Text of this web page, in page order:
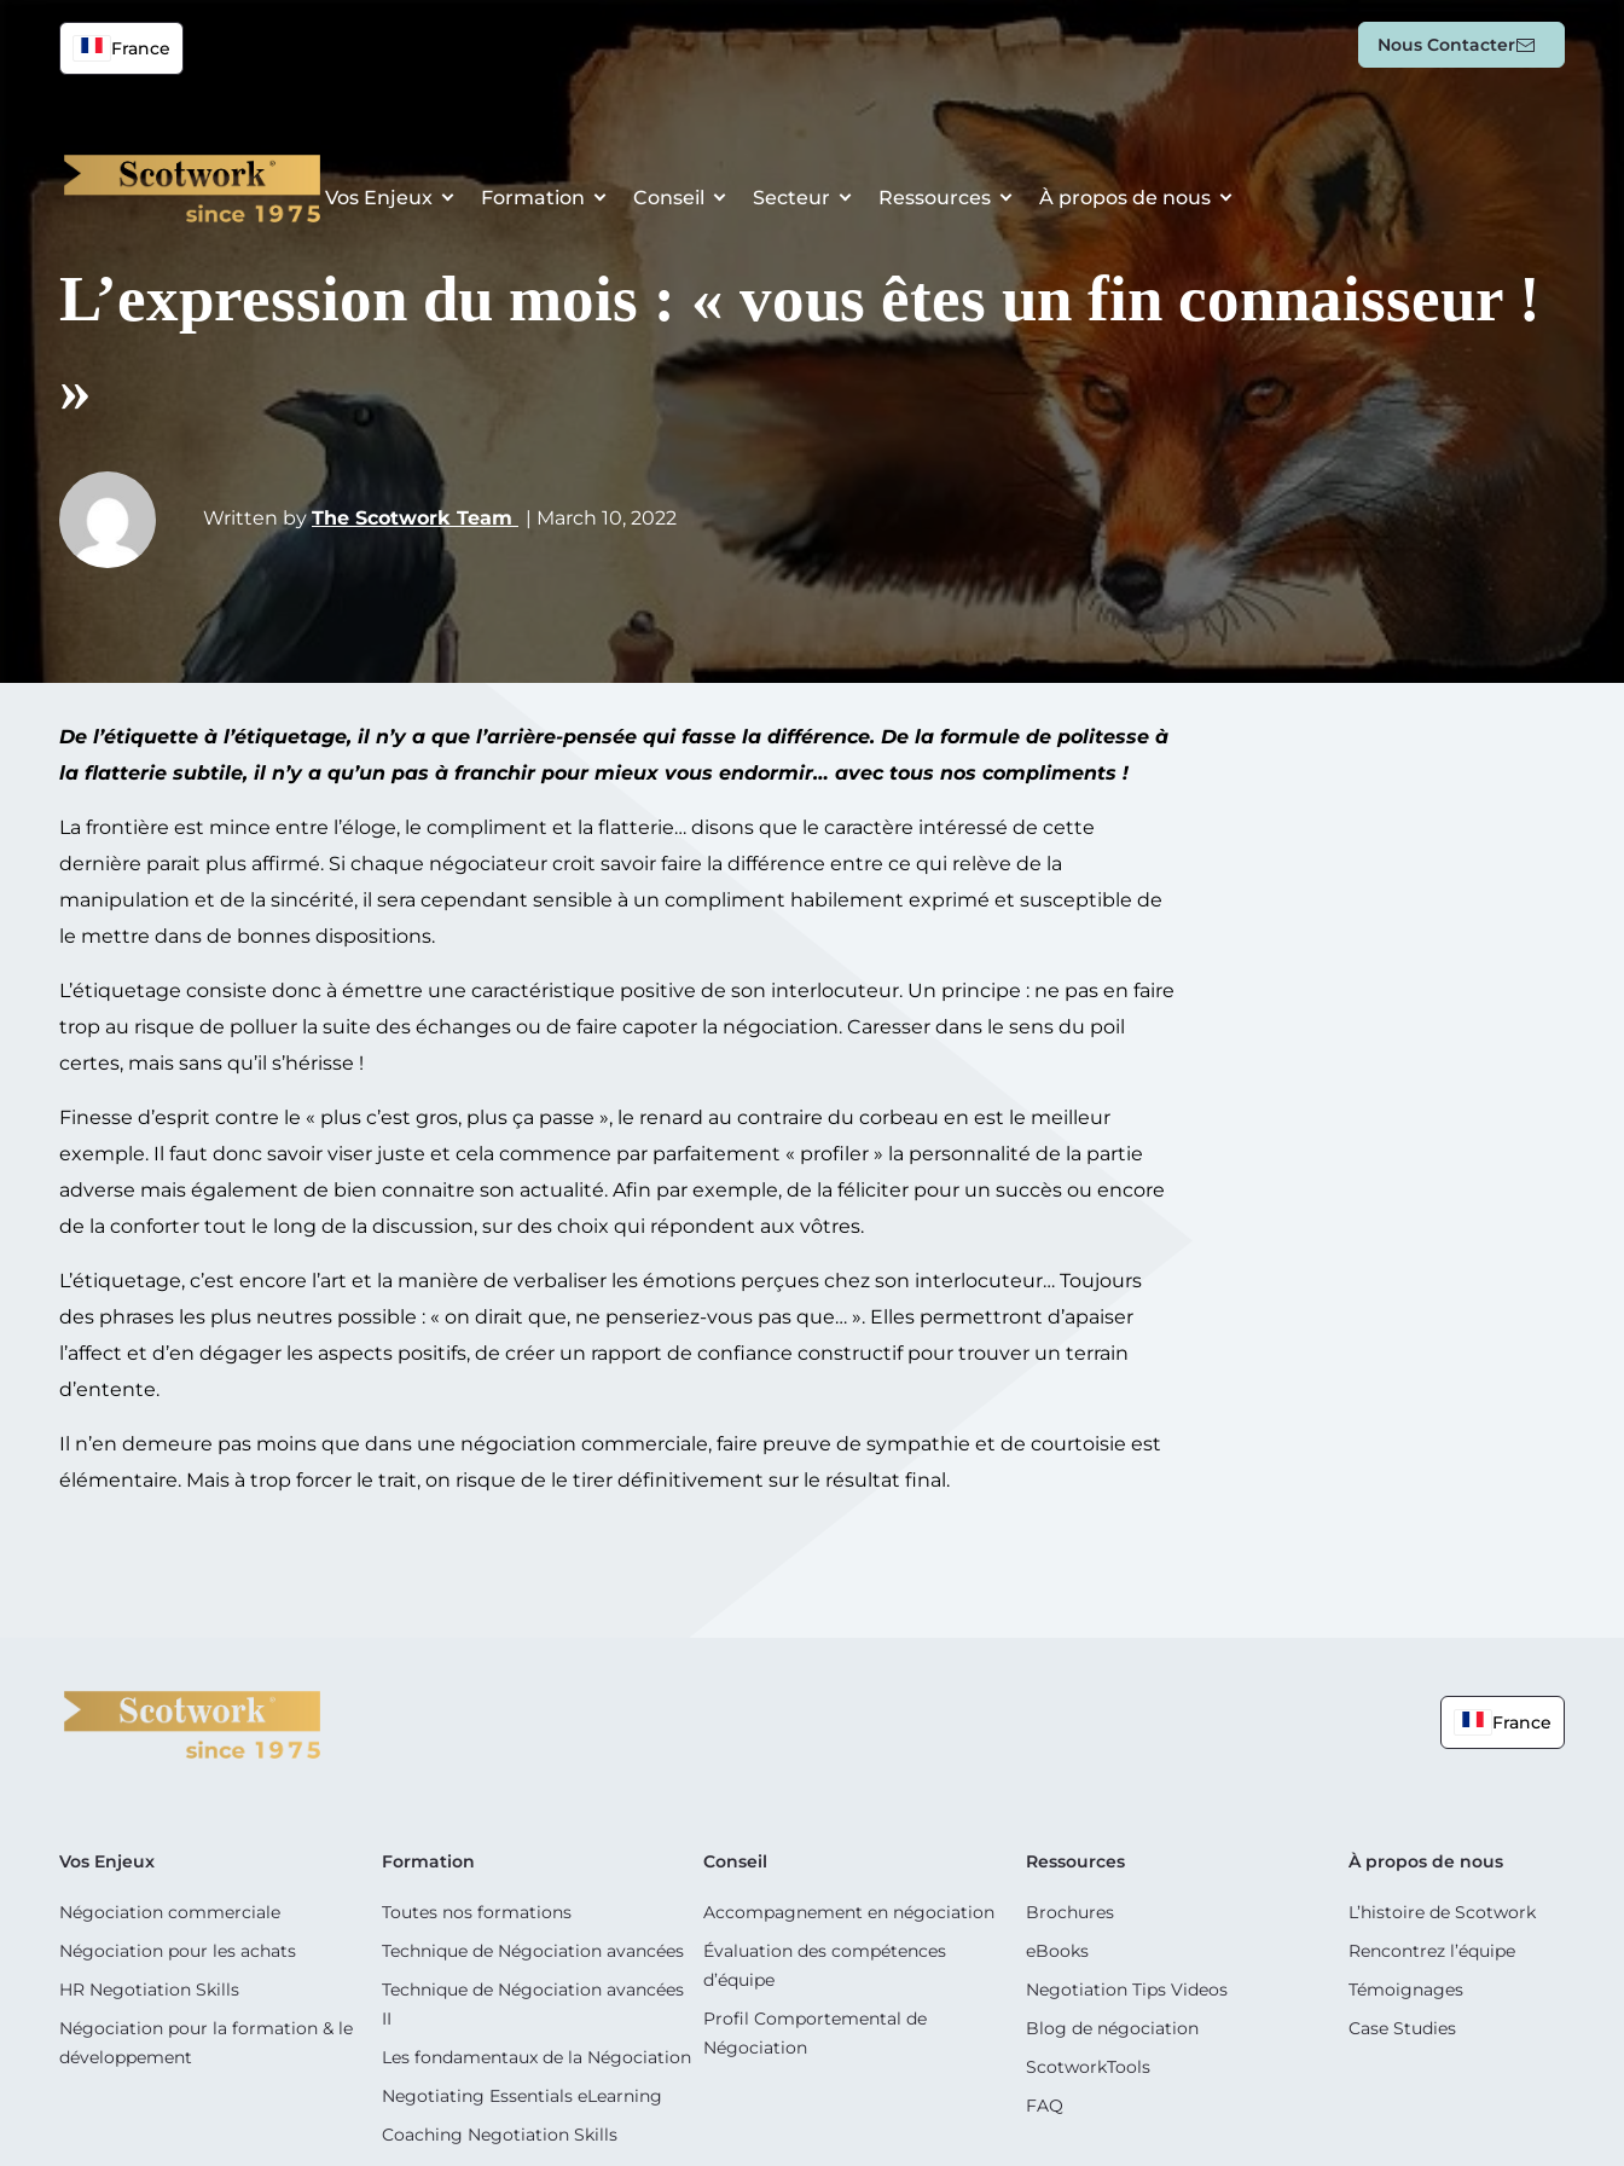
France Nous Contacter
Vos Enjeux Formation Conseil Secteur Ressources À propos de nous
L’expression du mois : « vous êtes un fin connaisseur !
»
Written byThe Scotwork Team | March 10, 2022
De l’étiquette à l’étiquetage, il n’y a que l’arrière-pensée qui fasse la différence. De la formule de politesse à
la flatterie subtile, il n’y a qu’un pas à franchir pour mieux vous endormir… avec tous nos compliments !
La frontière est mince entre l’éloge, le compliment et la flatterie… disons que le caractère intéressé de cette
dernière parait plus affirmé. Si chaque négociateur croit savoir faire la différence entre ce qui relève de la
manipulation et de la sincérité, il sera cependant sensible à un compliment habilement exprimé et susceptible de
le mettre dans de bonnes dispositions.
L’étiquetage consiste donc à émettre une caractéristique positive de son interlocuteur. Un principe : ne pas en faire
trop au risque de polluer la suite des échanges ou de faire capoter la négociation. Caresser dans le sens du poil
certes, mais sans qu’il s’hérisse !
Finesse d’esprit contre le « plus c’est gros, plus ça passe », le renard au contraire du corbeau en est le meilleur
exemple. Il faut donc savoir viser juste et cela commence par parfaitement « profiler » la personnalité de la partie
adverse mais également de bien connaitre son actualité. Afin par exemple, de la féliciter pour un succès ou encore
de la conforter tout le long de la discussion, sur des choix qui répondent aux vôtres.
L’étiquetage, c’est encore l’art et la manière de verbaliser les émotions perçues chez son interlocuteur… Toujours
des phrases les plus neutres possible : « on dirait que, ne penseriez-vous pas que… ». Elles permettront d’apaiser
l’affect et d’en dégager les aspects positifs, de créer un rapport de confiance constructif pour trouver un terrain
d’entente.
Il n’en demeure pas moins que dans une négociation commerciale, faire preuve de sympathie et de courtoisie est
élémentaire. Mais à trop forcer le trait, on risque de le tirer définitivement sur le résultat final.
France
Vos Enjeux
Négociation commerciale
Négociation pour les achats
HR Negotiation Skills
Négociation pour la formation & le
développement
Formation
Toutes nos formations
Technique de Négociation avancées
Technique de Négociation avancées
II
Les fondamentaux de la Négociation
Negotiating Essentials eLearning
Coaching Negotiation Skills
Conseil
Accompagnement en négociation
Évaluation des compétences
d’équipe
Profil Comportemental de
Négociation
Ressources
Brochures
eBooks
Negotiation Tips Videos
Blog de négociation
ScotworkTools
FAQ
À propos de nous
L’histoire de Scotwork
Rencontrez l’équipe
Témoignages
Case Studies